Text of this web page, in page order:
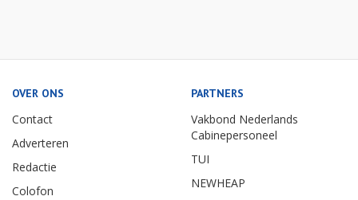
OVER ONS
Contact
Adverteren
Redactie
Colofon
PARTNERS
Vakbond Nederlands
Cabinepersoneel
TUI
NEWHEAP